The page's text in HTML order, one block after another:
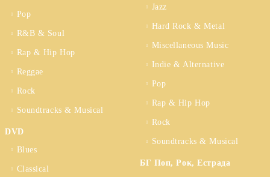
Pop
R&B & Soul
Rap & Hip Hop
Reggae
Rock
Soundtracks & Musical
DVD
Blues
Classical
Jazz
Hard Rock & Metal
Miscellaneous Music
Indie & Alternative
Pop
Rap & Hip Hop
Rock
Soundtracks & Musical
БГ Поп, Рок, Естрада